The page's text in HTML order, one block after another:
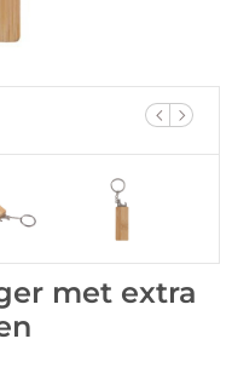
met extra